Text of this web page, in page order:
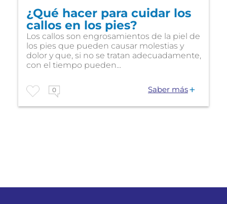
¿Qué hacer para cuidar los
callos en los pies?
Los callos son engrosamientos de la piel de
los pies que pueden causar molestias y
dolor y que, si no se tratan adecuadamente,
con el tiempo pueden...
0 Saber más